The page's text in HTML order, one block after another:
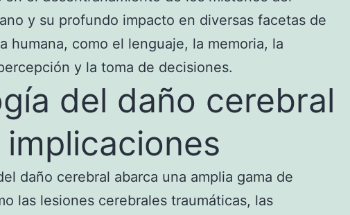
y su profundo impacto en diversas facetas de
humana, como el lenguaje, la memoria, la
y la toma de decisiones.
del daño cerebral
daño cerebral abarca una amplia gama de
las lesiones cerebrales traumáticas, las